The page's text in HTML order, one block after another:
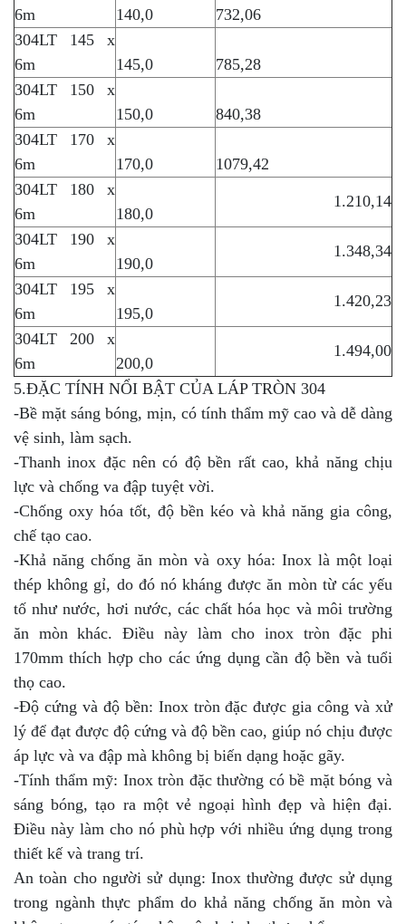
6m
140,0
732,06
304LT 145 x
6m
145,0
785,28
304LT 150 x
6m
150,0
840,38
304LT 170 x
6m
170,0
1079,42
304LT 180 x
6m
180,0
1.210,14
304LT 190 x
6m
190,0
1.348,34
304LT 195 x
6m
195,0
1.420,23
304LT 200 x
6m
200,0
1.494,00
5.ĐẶC TÍNH NỔI BẬT CỦA LÁP TRÒN 304
-Bề mặt sáng bóng, mịn, có tính thẩm mỹ cao và dễ dàng
vệ sinh, làm sạch.
-Thanh inox đặc nên có độ bền rất cao, khả năng chịu
lực và chống va đập tuyệt vời.
-Chống oxy hóa tốt, độ bền kéo và khả năng gia công,
chế tạo cao.
-Khả năng chống ăn mòn và oxy hóa: Inox là một loại
thép không gỉ, do đó nó kháng được ăn mòn từ các yếu
tố như nước, hơi nước, các chất hóa học và môi trường
ăn mòn khác. Điều này làm cho inox tròn đặc phi
170mm thích hợp cho các ứng dụng cần độ bền và tuổi
thọ cao.
-Độ cứng và độ bền: Inox tròn đặc được gia công và xử
lý để đạt được độ cứng và độ bền cao, giúp nó chịu được
áp lực và va đập mà không bị biến dạng hoặc gãy.
-Tính thẩm mỹ: Inox tròn đặc thường có bề mặt bóng và
sáng bóng, tạo ra một vẻ ngoại hình đẹp và hiện đại.
Điều này làm cho nó phù hợp với nhiều ứng dụng trong
thiết kế và trang trí.
An toàn cho người sử dụng: Inox thường được sử dụng
trong ngành thực phẩm do khả năng chống ăn mòn và